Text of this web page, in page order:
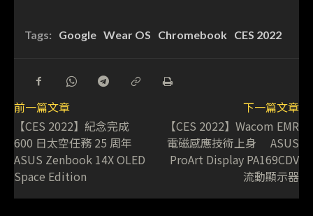
Tags: Google Wear OS Chromebook CES 2022
前一篇文章
【CES 2022】紀念完成
600 日太空任務 25 周年
ASUS Zenbook 14X OLED
Space Edition
下一篇文章
【CES 2022】Wacom EMR
電磁感應技術上身 ASUS
ProArt Display PA169CDV
流動顯示器